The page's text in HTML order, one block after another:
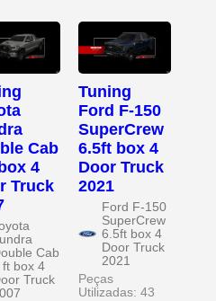
Cab
4
Truck
Cab
ft box 4
Truck
Tuning
Ford F-150
SuperCrew
6.5ft box 4
Door Truck
2021
Ford F-150
SuperCrew
6.5ft box 4
Door Truck
2021
Peças
Utilizadas: 43